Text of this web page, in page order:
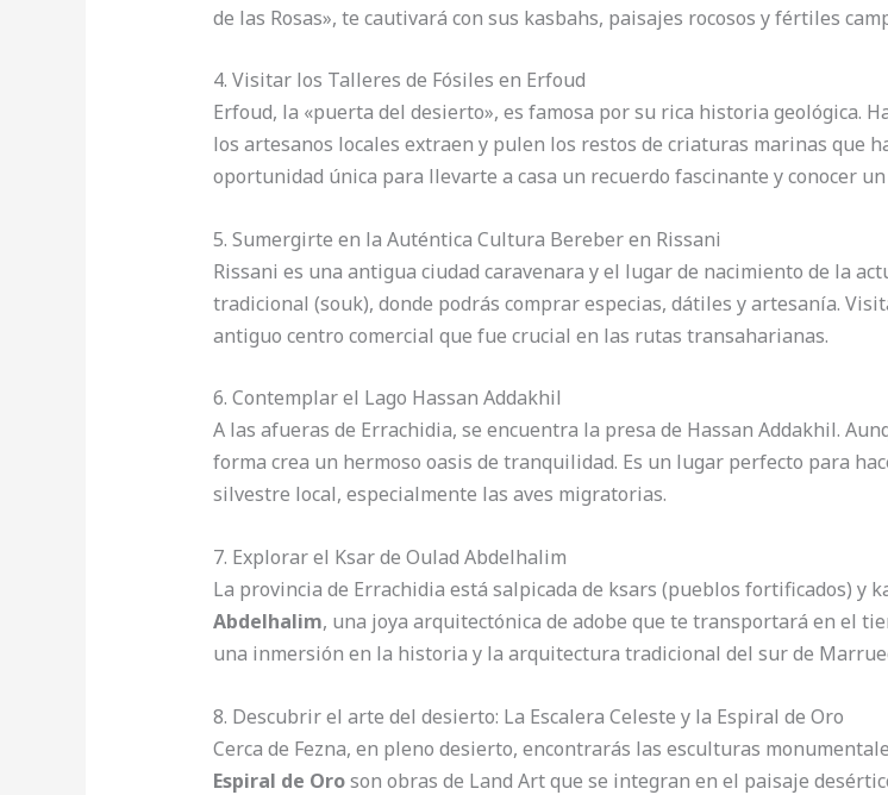
de las Rosas», te cautivará con sus kasbahs, paisajes rocosos y fértiles
4. Visitar los Talleres de Fósiles en Erfoud
Erfoud, la «puerta del desierto», es famosa por su rica historia geológica.
los artesanos locales extraen y pulen los restos de criaturas marinas que
oportunidad única para llevarte a casa un recuerdo fascinante y conocer
5. Sumergirte en la Auténtica Cultura Bereber en Rissani
Rissani es una antigua ciudad caravenara y el lugar de nacimiento de la
tradicional (souk), donde podrás comprar especias, dátiles y artesanía.
antiguo centro comercial que fue crucial en las rutas transaharianas.
6. Contemplar el Lago Hassan Addakhil
A las afueras de Errachidia, se encuentra la presa de Hassan Addakhil.
forma crea un hermoso oasis de tranquilidad. Es un lugar perfecto para
silvestre local, especialmente las aves migratorias.
7. Explorar el Ksar de Oulad Abdelhalim
La provincia de Errachidia está salpicada de ksars (pueblos fortificados) y
Abdelhalim, una joya arquitectónica de adobe que te transportará en el
una inmersión en la historia y la arquitectura tradicional del sur de
8. Descubrir el arte del desierto: La Escalera Celeste y la Espiral de Oro
Cerca de Fezna, en pleno desierto, encontrarás las esculturas
Espiral de Oroson obras de Land Art que se integran en el paisaje